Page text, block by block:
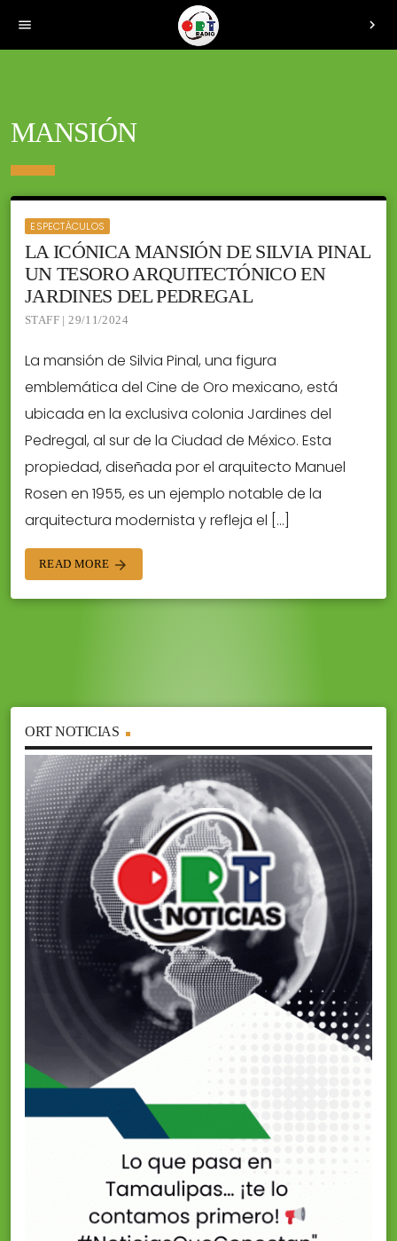
menu chevron_right
MANSIÓN
ESPECTÁCULOS
LA ICÓNICA MANSIÓN DE SILVIA PINAL
UN TESORO ARQUITECTÓNICO EN
JARDINES DEL PEDREGAL
STAFF | 29/11/2024
La mansión de Silvia Pinal, una figura
emblemática del Cine de Oro mexicano, está
ubicada en la exclusiva colonia Jardines del
Pedregal, al sur de la Ciudad de México. Esta
propiedad, diseñada por el arquitecto Manuel
Rosen en 1955, es un ejemplo notable de la
arquitectura modernista y refleja el […]
READ MORE arrow_forward
ORT NOTICIAS